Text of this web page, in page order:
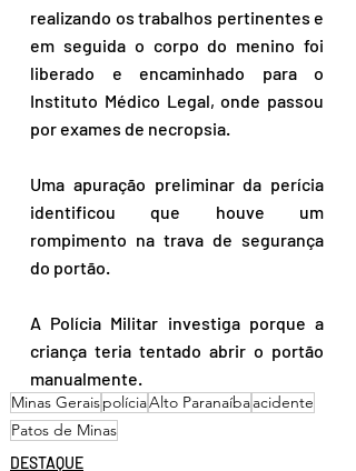
realizando os trabalhos pertinentes e
em seguida o corpo do menino foi
liberado e encaminhado para o
Instituto Médico Legal, onde passou
por exames de necropsia.
Uma apuração preliminar da perícia
identificou que houve um
rompimento na trava de segurança
do portão.
A Polícia Militar investiga porque a
criança teria tentado abrir o portão
manualmente.
Minas GeraispolíciaAlto Paranaíbaacidente
Patos de Minas
DESTAQUE